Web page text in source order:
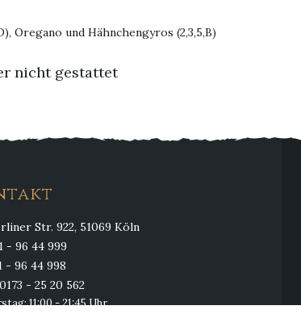
Oregano und Hähnchengyros (2,3,5,B)
nicht gestattet
Str. 922, 51069 Köln
- 96 44 999
- 96 44 998
- 25 20 562
11:00 - 21:45 Uhr